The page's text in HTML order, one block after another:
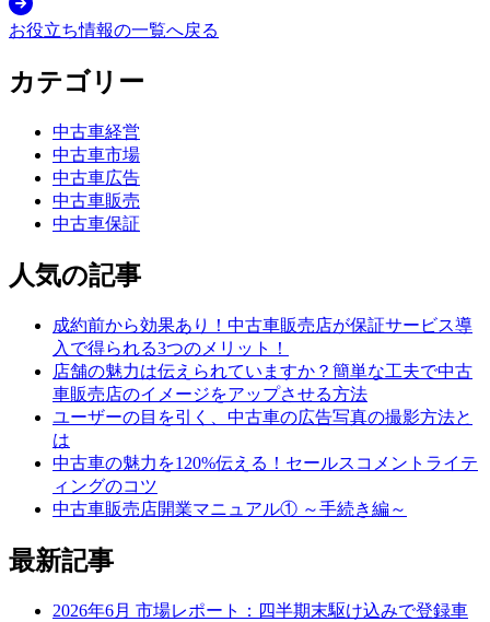
お役立ち情報の一覧へ戻る
カテゴリー
中古車経営
中古車市場
中古車広告
中古車販売
中古車保証
人気の記事
成約前から効果あり！中古車販売店が保証サービス導
入で得られる3つのメリット！
店舗の魅力は伝えられていますか？簡単な工夫で中古
車販売店のイメージをアップさせる方法
ユーザーの目を引く、中古車の広告写真の撮影方法と
は
中古車の魅力を120%伝える！セールスコメントライテ
ィングのコツ
中古車販売店開業マニュアル① ～手続き編～
最新記事
2026年6月 市場レポート：四半期末駆け込みで登録車